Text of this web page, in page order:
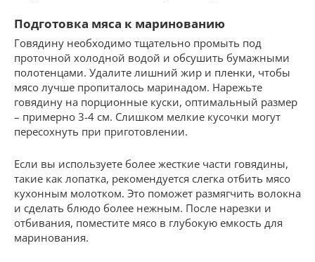
Подготовка мяса к маринованию
Говядину необходимо тщательно промыть под
проточной холодной водой и обсушить бумажными
полотенцами. Удалите лишний жир и пленки, чтобы
мясо лучше пропиталось маринадом. Нарежьте
говядину на порционные куски, оптимальный размер
– примерно 3-4 см. Слишком мелкие кусочки могут
пересохнуть при приготовлении.
Если вы используете более жесткие части говядины,
такие как лопатка, рекомендуется слегка отбить мясо
кухонным молотком. Это поможет размягчить волокна
и сделать блюдо более нежным. После нарезки и
отбивания, поместите мясо в глубокую емкость для
маринования.